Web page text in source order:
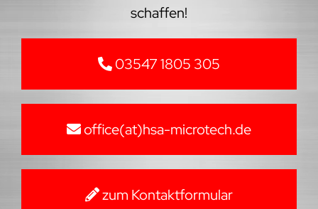
schaffen!
03547 1805 305
office(at)hsa-microtech.de
zum Kontaktformular